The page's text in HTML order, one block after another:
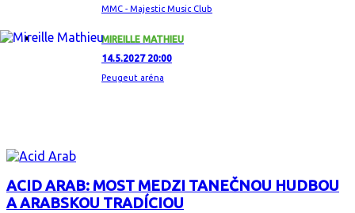
MMC - Majestic Music Club
MIREILLE MATHIEU
14.5.2027 20:00
Peugeut aréna
ACID ARAB: MOST MEDZI TANEČNOU HUDBOU
A ARABSKOU TRADÍCIOU